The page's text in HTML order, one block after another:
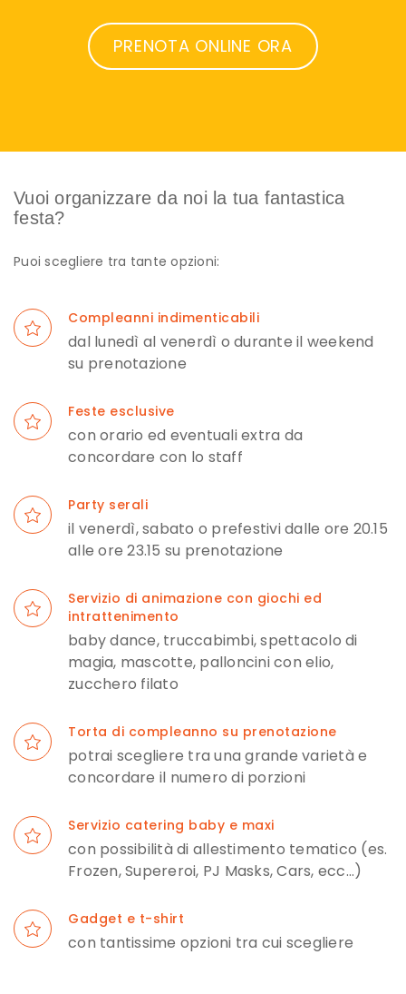
PRENOTA ONLINE ORA
Vuoi organizzare da noi la tua fantastica
festa?
Puoi scegliere tra tante opzioni:
Compleanni indimenticabili
dal lunedì al venerdì o durante il weekend
su prenotazione
Feste esclusive
con orario ed eventuali extra da
concordare con lo staff
Party serali
il venerdì, sabato o prefestivi dalle ore 20.15
alle ore 23.15 su prenotazione
Servizio di animazione con giochi ed
intrattenimento
baby dance, truccabimbi, spettacolo di
magia, mascotte, palloncini con elio,
zucchero filato
Torta di compleanno su prenotazione
potrai scegliere tra una grande varietà e
concordare il numero di porzioni
Servizio catering baby e maxi
con possibilità di allestimento tematico (es.
Frozen, Supereroi, PJ Masks, Cars, ecc…)
Gadget e t-shirt
con tantissime opzioni tra cui scegliere